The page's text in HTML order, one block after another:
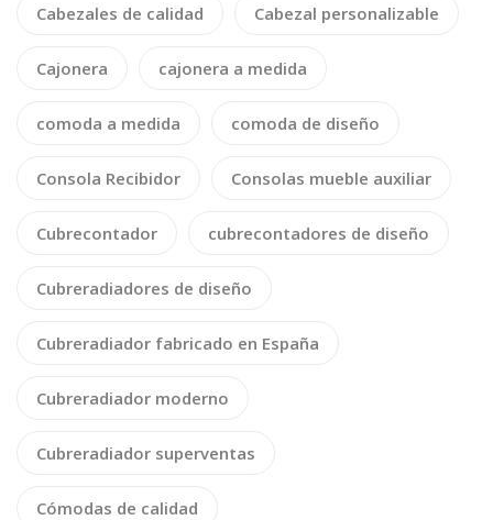
Cabezales de calidad Cabezal personalizable
Cajonera cajonera a medida
comoda a medida comoda de diseño
Consola Recibidor Consolas mueble auxiliar
Cubrecontador cubrecontadores de diseño
Cubreradiadores de diseño
Cubreradiador fabricado en España
Cubreradiador moderno
Cubreradiador superventas
Cómodas de calidad